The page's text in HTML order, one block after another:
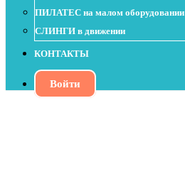
ПИЛАТЕС на малом оборудовании
СЛИНГИ в движении
КОНТАКТЫ
Войти